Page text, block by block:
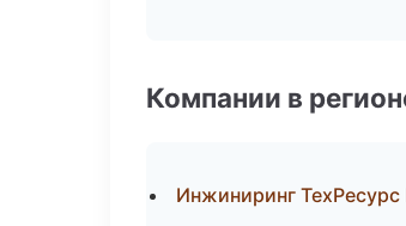
Компании в
Инжиниринг